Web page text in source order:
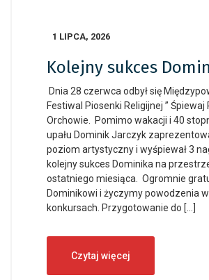
1 LIPCA, 2026
Kolejny sukces
Dnia 28 czerwca odbył się
Festiwal Piosenki Religijnej ” Śpiewaj
Orchowie. Pomimo wakacji i 40
upału Dominik Jarczyk
poziom artystyczny i wyśpiewał 3
kolejny sukces Dominika na
ostatniego miesiąca. Ogromnie
Dominikowi i życzymy powodzenia
konkursach. Przygotowanie do […]
Czytaj więcej